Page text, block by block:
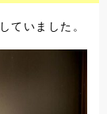
ていました。